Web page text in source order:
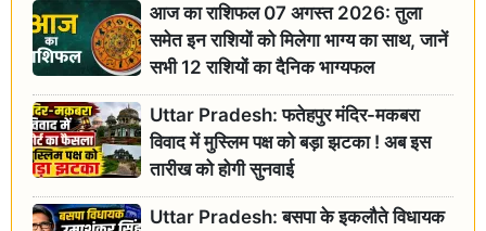
आज का राशिफल 07 अगस्त 2026: तुला
समेत इन राशियों को मिलेगा भाग्य का साथ, जानें
सभी 12 राशियों का दैनिक भाग्यफल
Uttar Pradesh: फतेहपुर मंदिर-मकबरा
विवाद में मुस्लिम पक्ष को बड़ा झटका ! अब इस
तारीख को होगी सुनवाई
Uttar Pradesh: बसपा के इकलौते विधायक